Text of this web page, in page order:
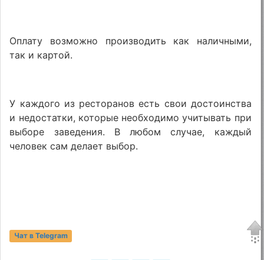
Оплату возможно производить как наличными,
так и картой.
У каждого из ресторанов есть свои достоинства
и недостатки, которые необходимо учитывать при
выборе заведения. В любом случае, каждый
человек сам делает выбор.
Чат в Telegram